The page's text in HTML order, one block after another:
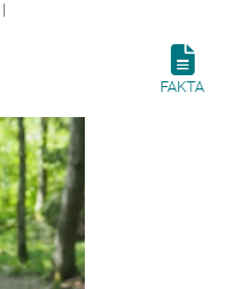
FAKTA